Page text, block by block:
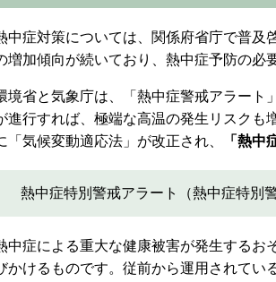
中症対策については、関係府省庁で普及
増加傾向が続いており、熱中症予防の必
境省と気象庁は、「熱中症警戒アラート
進行すれば、極端な高温の発生リスクも
「気候変動適応法」が改正され、
「熱中
熱中症特別警戒アラート（熱中症特別
中症による重大な健康被害が発生するお
かけるものです。従前から運用されてい